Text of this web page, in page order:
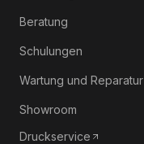
Beratung
Schulungen
Wartung und Reparatur
Showroom
Druckservice